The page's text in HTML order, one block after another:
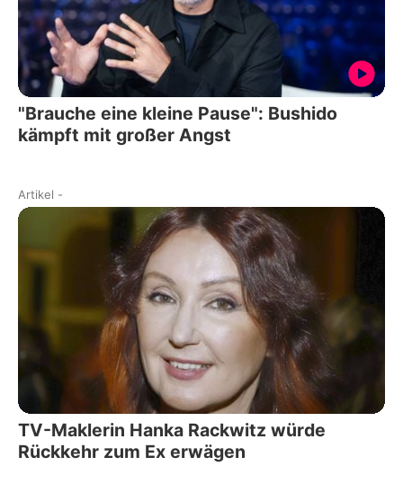
"Brauche eine kleine Pause": Bushido
kämpft mit großer Angst
Artikel -
TV-Maklerin Hanka Rackwitz würde
Rückkehr zum Ex erwägen